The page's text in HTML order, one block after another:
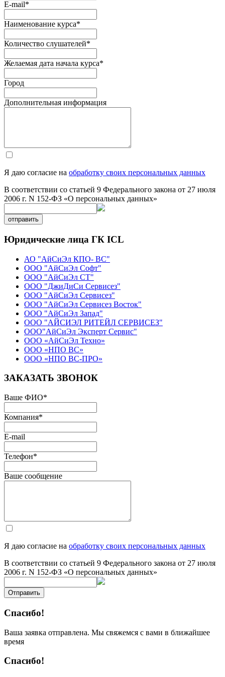
E-mail*
Наименование курса*
Количество слушателей*
Желаемая дата начала курса*
Город
Дополнительная информация
Я даю согласие на обработку своих персональных данных
В соответствии со статьей 9 Федерального закона от 27 июля
2006 г. N 152-ФЗ «О персональных данных»
отправить
Юридические лица ГК ICL
АО "АйСиЭл КПО- ВС"
ООО "АйСиЭл Софт"
ООО "АйСиЭл СТ"
ООО "ДжиДиСи Сервисез"
ООО "АйСиЭл Сервисез"
ООО "АйСиЭл Сервисез Восток"
ООО "АйСиЭл Запад"
ООО "АЙСИЭЛ РИТЕЙЛ СЕРВИСЕЗ"
ООО"АйСиЭл Эксперт Сервис"
ООО «АйСиЭл Техно»
ООО «НПО ВС»
ООО «НПО ВС-ПРО»
ЗАКАЗАТЬ ЗВОНОК
Ваше ФИО*
Компания*
E-mail
Телефон*
Ваше сообщение
Я даю согласие на обработку своих персональных данных
В соответствии со статьей 9 Федерального закона от 27 июля
2006 г. N 152-ФЗ «О персональных данных»
Отправить
Спасибо!
Ваша заявка отправлена. Мы свяжемся с вами в ближайшее
время
Спасибо!